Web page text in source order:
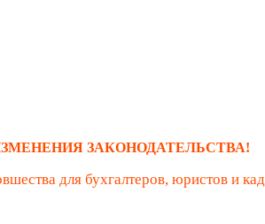
ЗАКОНОДАТЕЛЬСТВА!
для бухгалтеров, юристов и